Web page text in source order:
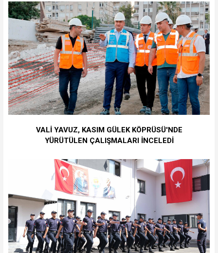
VALİ YAVUZ, KASIM GÜLEK KÖPRÜSÜ'NDE
YÜRÜTÜLEN ÇALIŞMALARI İNCELEDİ